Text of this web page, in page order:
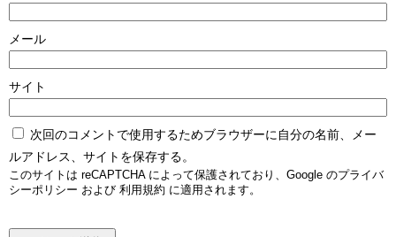
メール
サイト
次回のコメントで使用するためブラウザーに自分の名前、メー
ルアドレス、サイトを保存する。
このサイトは reCAPTCHA によって保護されており、Google のプライバ
シーポリシー および 利用規約 に適用されます。